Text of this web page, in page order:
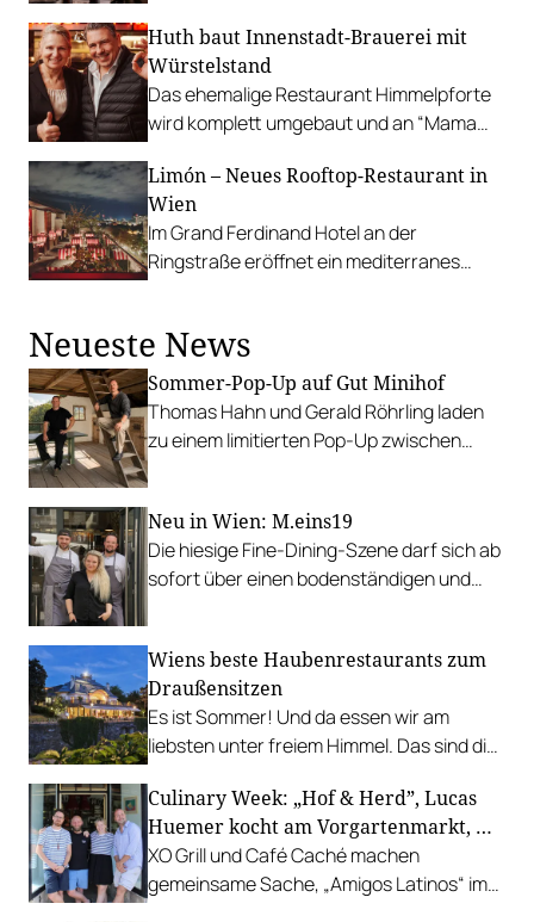
abgestimmt. Das sind die zehn besten
Mittagslokale in Österreich.
Huth baut Innenstadt-Brauerei mit
Würstelstand
Das ehemalige Restaurant Himmelpforte
wird komplett umgebaut und an “Mama
Limón – Neues Rooftop-Restaurant in
Wien
Im Grand Ferdinand Hotel an der
Ringstraße eröffnet ein mediterranes
Neueste News
Sommer-Pop-Up auf Gut Minihof
Thomas Hahn und Gerald Röhrling laden
zu einem limitierten Pop-Up zwischen
Neu in Wien: M.eins19
Die hiesige Fine-Dining-Szene darf sich ab
sofort über einen bodenständigen und
Wiens beste Haubenrestaurants zum
Draußensitzen
Es ist Sommer! Und da essen wir am
liebsten unter freiem Himmel. Das sind die
Gastgarten.
Culinary Week: „Hof & Herd”, Lucas
Huemer kocht am Vorgartenmarkt, …
XO Grill und Café Caché machen
gemeinsame Sache, „Amigos Latinos“ im